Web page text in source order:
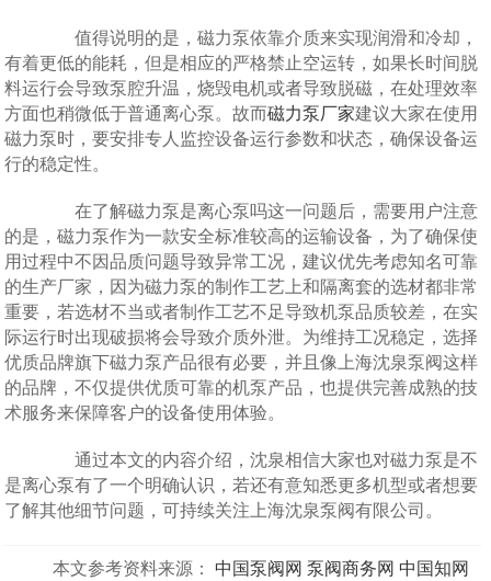
值得说明的是，磁力泵依靠介质来实现润滑和冷却，
有着更低的能耗，但是相应的严格禁止空运转，如果长时间脱
料运行会导致泵腔升温，烧毁电机或者导致脱磁，在处理效率
方面也稍微低于普通离心泵。故而磁力泵厂家建议大家在使用
磁力泵时，要安排专人监控设备运行参数和状态，确保设备运
行的稳定性。
在了解磁力泵是离心泵吗这一问题后，需要用户注意
的是，磁力泵作为一款安全标准较高的运输设备，为了确保使
用过程中不因品质问题导致异常工况，建议优先考虑知名可靠
的生产厂家，因为磁力泵的制作工艺上和隔离套的选材都非常
重要，若选材不当或者制作工艺不足导致机泵品质较差，在实
际运行时出现破损将会导致介质外泄。为维持工况稳定，选择
优质品牌旗下磁力泵产品很有必要，并且像上海沈泉泵阀这样
的品牌，不仅提供优质可靠的机泵产品，也提供完善成熟的技
术服务来保障客户的设备使用体验。
通过本文的内容介绍，沈泉相信大家也对磁力泵是不
是离心泵有了一个明确认识，若还有意知悉更多机型或者想要
了解其他细节问题，可持续关注上海沈泉泵阀有限公司。
本文参考资料来源： 中国泵阀网 泵阀商务网 中国知网